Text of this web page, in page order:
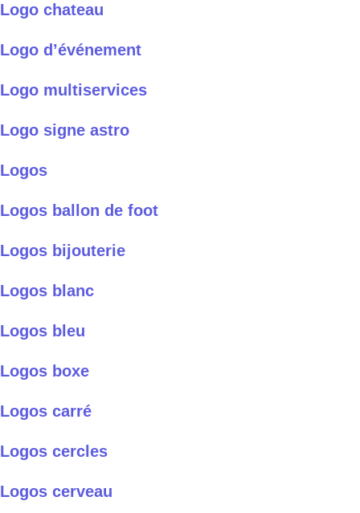
Logo chateau
Logo d’événement
Logo multiservices
Logo signe astro
Logos
Logos ballon de foot
Logos bijouterie
Logos blanc
Logos bleu
Logos boxe
Logos carré
Logos cercles
Logos cerveau